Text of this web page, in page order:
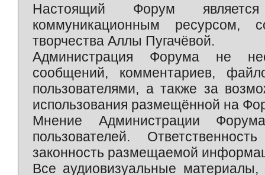
Настоящий Форум является
коммуникационным ресурсом,
творчества Аллы Пугачёвой.
Администрация Форума не
сообщений, комментариев,
пользователями, а также за
использования размещённой на
Мнение Администрации
пользователей.
законность размещаемой
Все аудиовизуальные